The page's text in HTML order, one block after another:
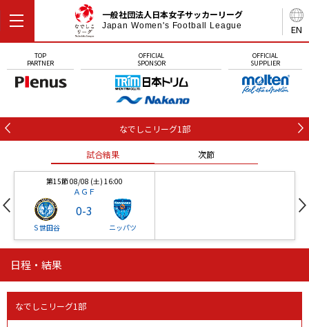
EN
一般社団法人日本女子サッカーリーグ
Japan Women's Football League
TOP
PARTNER
OFFICIAL
SPONSOR
OFFICIAL
SUPPLIER
なでしこリーグ1部
試合結果 次節
第15節 08/08 (土) 16:00
ＡＧＦ
Ｓ世田谷
0-3
ニッパツ
第16節 09/05 (土) 15:00
ニッパツ
-
石人の星
日程・結果
なでしこリーグ1部